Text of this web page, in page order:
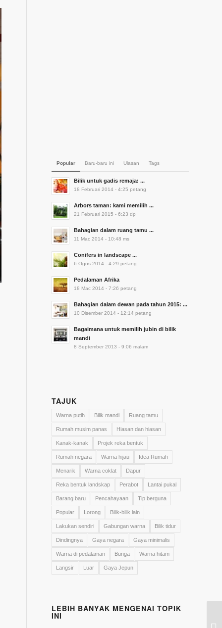
Popular Baru-baru ini Ulasan Tags
Bilik untuk gadis remaja: ...
18 Februari 2014 - 4:25 petang
Arbors taman: kami memilih ...
21 Februari 2015 - 6:23 dp
Bahagian dalam ruang tamu ...
11 Mac 2014 - 10:48 ms
Conifers in landscape ...
6 Ogos 2014 - 4:29 petang
Pedalaman Afrika
18 Mac 2014 - 7:26 petang
Bahagian dalam dewan pada tahun 2015: ...
10 Disember 2014 - 12:14 petang
Bagaimana untuk memilih jubin di bilik
mandi
8 September 2013 - 9:06 malam
TAJUK
Warna putih Bilik mandi Ruang tamu
Rumah musim panas Hiasan dan hiasan
Kanak-kanak Projek reka bentuk
Rumah negara Warna hijau Idea Rumah
Menarik Warna coklat Dapur
Reka bentuk landskap Perabot Lantai pukal
Barang baru Pencahayaan Tip berguna
Popular Lorong Bilik-bilik lain
Lakukan sendiri Gabungan warna Bilik tidur
Dindingnya Gaya negara Gaya minimalis
Warna di pedalaman Bunga Warna hitam
Langsir Luar Gaya Jepun
LEBIH BANYAK MENGENAI TOPIK
INI